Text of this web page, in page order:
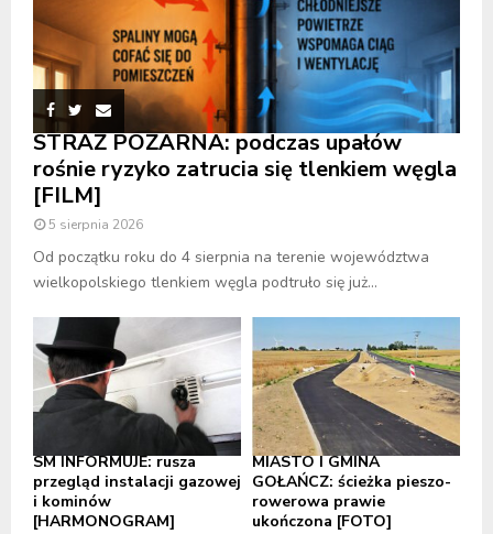
STRAŻ POŻARNA: podczas upałów
rośnie ryzyko zatrucia się tlenkiem węgla
[FILM]
5 sierpnia 2026
Od początku roku do 4 sierpnia na terenie województwa
wielkopolskiego tlenkiem węgla podtruło się już...
SM INFORMUJE: rusza
przegląd instalacji gazowej
i kominów
[HARMONOGRAM]
MIASTO I GMINA
GOŁAŃCZ: ścieżka pieszo-
rowerowa prawie
ukończona [FOTO]